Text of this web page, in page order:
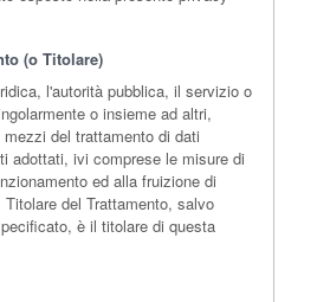
(o Titolare)
l'autorità pubblica, il servizio o
o insieme ad altri,
del trattamento di dati
adottati, ivi comprese le misure di
ed alla fruizione di
del Trattamento, salvo
è il titolare di questa